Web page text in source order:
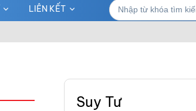
LIÊN KẾT
Suy Tư